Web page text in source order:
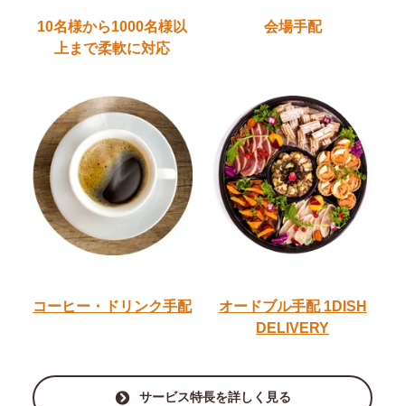
10名様から1000名様以
上 まで柔軟に対応
会場手配
コーヒー・ドリンク手配 オードブル手配1DISH
DELIVERY
サービス特長を詳しく見る